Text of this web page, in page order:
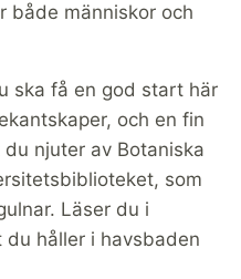
både människor och
ska få en god start här
och en fin
njuter av Botaniska
som
Läser du i
håller i havsbaden